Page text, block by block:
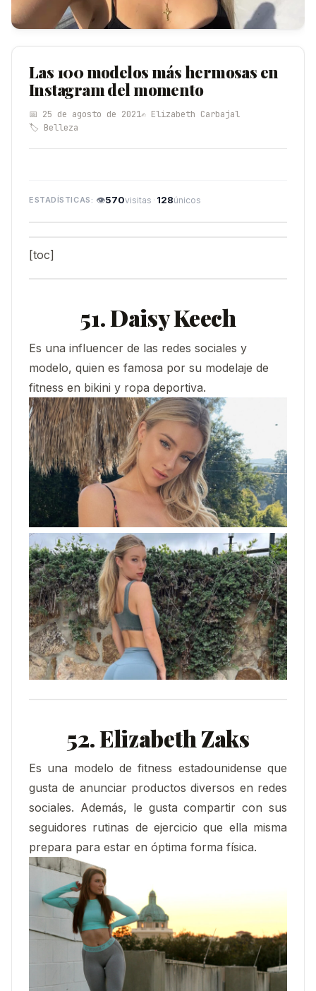
Las 100 modelos más hermosas en
Instagram del momento
📅 25 de agosto de 2021✍️ Elizabeth Carbajal
🏷️ Belleza
👁570visitas · 128únicos
[toc]
51. Daisy Keech
Es una influencer de las redes sociales y
modelo, quien es famosa por su modelaje de
fitness en bikini y ropa deportiva.
52. Elizabeth Zaks
Es una modelo de fitness estadounidense que
gusta de anunciar productos diversos en redes
sociales. Además, le gusta compartir con sus
seguidores rutinas de ejercicio que ella misma
prepara para estar en óptima forma física.